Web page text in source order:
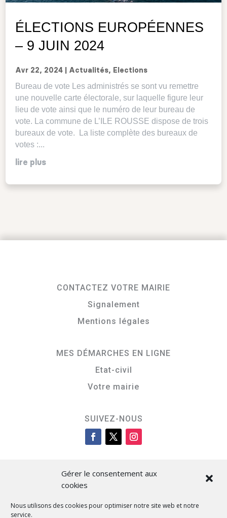
Gérer le consentement aux
cookies
Nous utilisons des cookies pour optimiser notre site web et notre
service.
ÉLECTIONS EUROPÉENNES
– 9 JUIN 2024
Avr 22, 2024 Actualités, Elections
Bureau de vote Les administrés se sont vu remettre
une nouvelle carte électorale, sur laquelle figure leur
lieu de vote ainsi que le numéro de leur bureau de
vote. La commune de L’ILE ROUSSE dispose de trois
bureaux de vote. La liste complète des bureaux de
votes :...
lire plus
CONTACTEZ VOTRE MAIRIE
Signalement
Mentions légales
MES DÉMARCHES EN LIGNE
Etat-civil
Votre mairie
SUIVEZ-NOUS